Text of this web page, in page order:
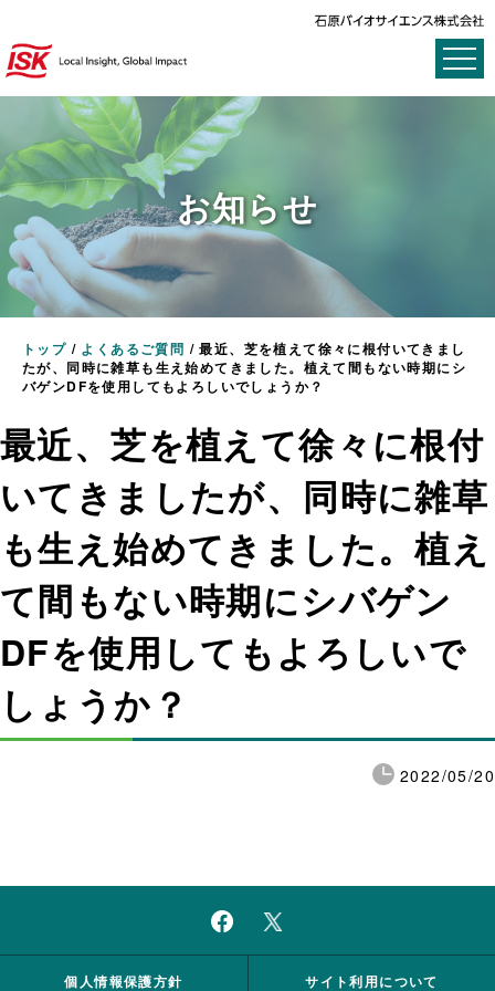
お知らせ
トップ / よくあるご質問 /最近、芝を植えて徐々に根付いてきまし
たが、同時に雑草も生え始めてきました。植えて間もない時期にシ
バゲンDFを使用してもよろしいでしょうか？
最近、芝を植えて徐々に根付
いてきましたが、同時に雑草
も生え始めてきました。植え
て間もない時期にシバゲン
DFを使用してもよろしいで
しょうか？
2022/05/20
個人情報保護方針 サイト利用について